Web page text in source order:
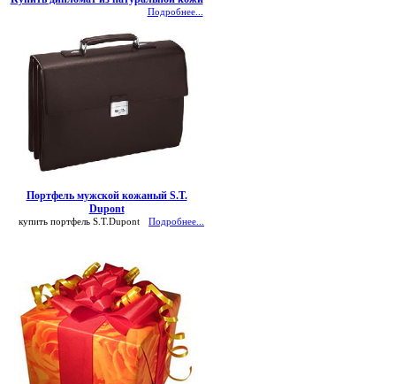
Подробнее...
Портфель мужской кожаный S.T.
Dupont
купить портфель S.T.Dupont Подробнее...